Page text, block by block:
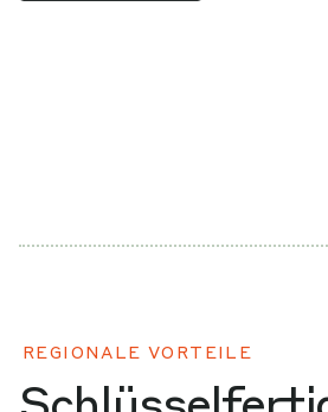
REGIONALE VORTEILE